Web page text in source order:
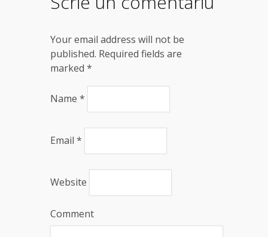
Your email address will not be
published. Required fields are
marked *
Name *
Email *
Website
Comment